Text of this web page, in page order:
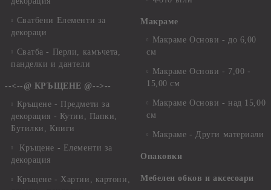
Сватбени Елементи за
декораци
Сватба - Перли, камъчета,
панделки и дантели
--<--@ КРЪЩЕНЕ @-->--
Кръщене - Предмети за
декорация - Кутии, Папки,
Бутилки, Книги
Кръщене - Елементи за
декорация
Кръщене - Хартии, картони,
Макраме
Макраме Основи - до 6,00
см
Макраме Основи - 7,00 -
15,00 см
Макраме Основи - над 15,00
см
Макраме - Други материали
Опаковки
Мебелен обков и аксесоари